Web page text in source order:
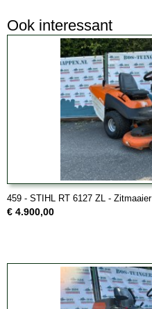
Ook interessant
459 - STIHL RT 6127 ZL -
€ 4.900,00